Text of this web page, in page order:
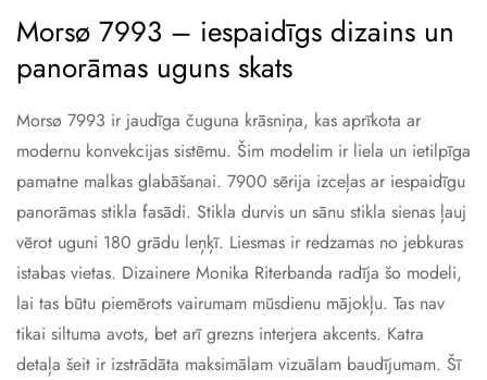
Morsø 7993 – iespaidīgs dizains un
panorāmas uguns skats
Morsø 7993 ir jaudīga čuguna krāsniņa, kas aprīkota ar
modernu konvekcijas sistēmu. Šim modelim ir liela un ietilpīga
pamatne malkas glabāšanai. 7900 sērija izceļas ar iespaidīgu
panorāmas stikla fasādi. Stikla durvis un sānu stikla sienas ļauj
vērot uguni 180 grādu leņķī. Liesmas ir redzamas no jebkuras
istabas vietas. Dizainere Monika Riterbanda radīja šo modeli,
lai tas būtu piemērots vairumam mūsdienu mājokļu. Tas nav
tikai siltuma avots, bet arī grezns interjera akcents. Katra
detaļa šeit ir izstrādāta maksimālam vizuālam baudījumam. Šī